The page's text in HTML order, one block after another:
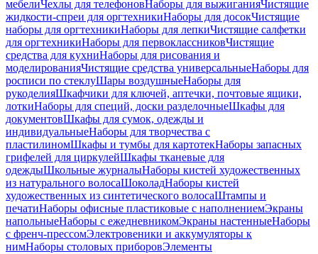
мебелиЧехлы для телефоновНаборы для выжиганияЧистящие
жидкости-спреи для оргтехникиНаборы для досокЧистящие
наборы для оргтехникиНаборы для лепкиЧистящие салфетки
для оргтехникиНаборы для первоклассниковЧистящие
средства для кухниНаборы для рисования и
моделированияЧистящие средства универсальныеНаборы для
росписи по стеклуШары воздушныеНаборы для
рукоделияШкафчики для ключей, аптечки, почтовые ящики,
лоткиНаборы для специй, доски разделочныеШкафы для
документовШкафы для сумок, одежды и
индивидуальныеНаборы для творчества с
пластилиномШкафы и тумбы для картотекНаборы запасных
грифелей для циркулейШкафы тканевые для
одеждыШкольные журналыНаборы кистей художественных
из натурального волосаШоколадНаборы кистей
художественных из синтетического волосаШтампы и
печатиНаборы офисные пластиковые с наполнениемЭкраны
напольныеНаборы с ежедневникомЭкраны настенныеНаборы
с френч-прессомЭлектровеники и аккумуляторы к
нимНаборы столовых приборовЭлементы